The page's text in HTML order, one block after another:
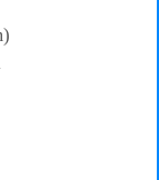
de